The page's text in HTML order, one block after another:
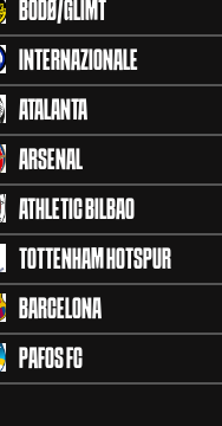
BODØ/GLIMT
INTERNAZIONALE
ATALANTA
ARSENAL
ATHLETIC BILBAO
TOTTENHAM HOTSPUR
BARCELONA
PAFOS FC